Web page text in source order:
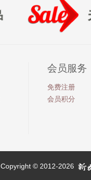
会员服务
免费注册
会员积分
Copyright © 2012-2026